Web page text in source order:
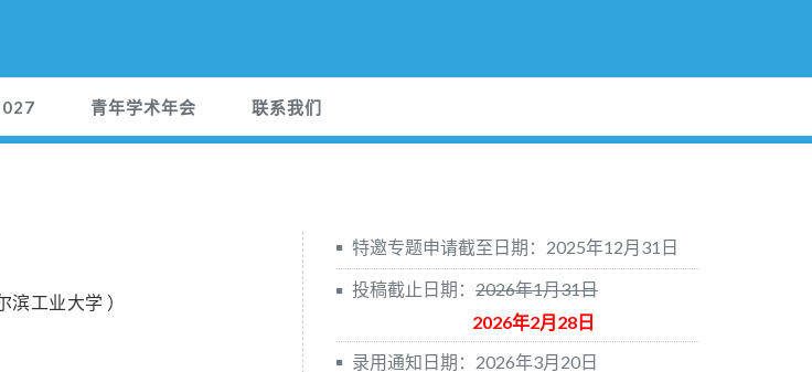
青年学术年会 联系我们
工业大学 ）
特邀专题申请截至日期：2025年12月31日
投稿截止日期： 2026年1月31日
2026年2月28日
录用通知日期：2026年3月20日